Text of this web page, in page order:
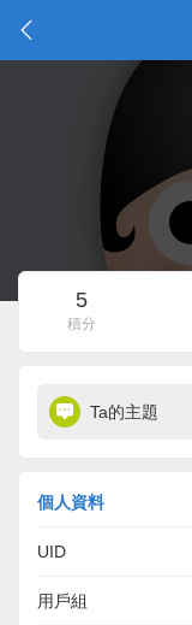
5
積分
Ta的主題
個人資料
UID
用戶組